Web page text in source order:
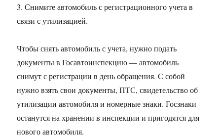
3. Снимите автомобиль с регистрационного учета в
связи с утилизацией.
Чтобы снять автомобиль с учета, нужно подать
документы в Госавтоинспекцию — автомобиль
снимут с регистрации в день обращения. С собой
нужно взять свои документы, ПТС, свидетельство об
утилизации автомобиля и номерные знаки. Госзнаки
останутся на хранении в инспекции и пригодятся для
нового автомобиля.